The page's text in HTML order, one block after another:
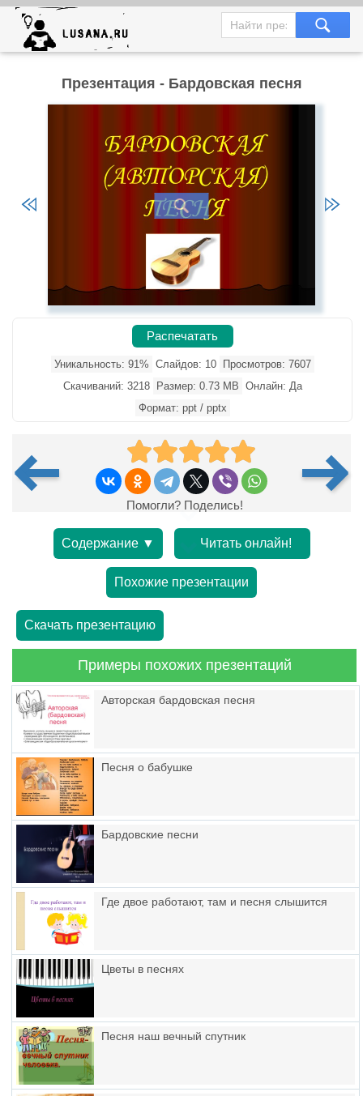
Презентация - Бардовская песня
Распечатать
Уникальность: 91% Слайдов: 10
Просмотров: 7607
Скачиваний: 3218
Размер: 0.73 MB Онлайн: Да
Формат: ppt / pptx
Помогли? Поделись!
Содержание ▼ Читать онлайн!
Похожие презентации
Скачать презентацию
Примеры похожих презентаций
Авторская бардовская песня
Песня о бабушке
Бардовские песни
Где двое работают, там и песня слышится
Цветы в песнях
Песня наш вечный спутник